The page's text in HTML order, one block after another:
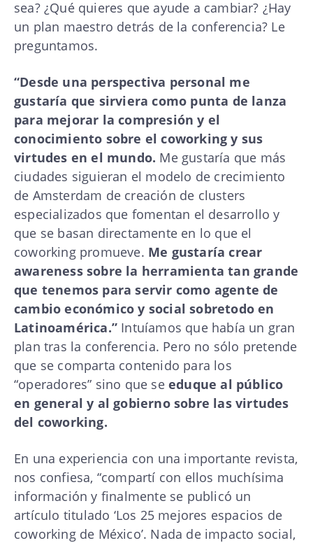
sea? ¿Qué quieres que ayude a cambiar? ¿Hay
un plan maestro detrás de la conferencia? Le
preguntamos.
“Desde una perspectiva personal me
gustaría que sirviera como punta de lanza
para mejorar la compresión y el
conocimiento sobre el coworking y sus
virtudes en el mundo. Me gustaría que más
ciudades siguieran el modelo de crecimiento
de Amsterdam de creación de clusters
especializados que fomentan el desarrollo y
que se basan directamente en lo que el
coworking promueve. Me gustaría crear
awareness sobre la herramienta tan grande
que tenemos para servir como agente de
cambio económico y social sobretodo en
Latinoamérica.” Intuíamos que había un gran
plan tras la conferencia. Pero no sólo pretende
que se comparta contenido para los
“operadores” sino que se eduque al público
en general y al gobierno sobre las virtudes
del coworking.
En una experiencia con una importante revista,
nos confiesa, “compartí con ellos muchísima
información y finalmente se publicó un
artículo titulado ‘Los 25 mejores espacios de
coworking de México’. Nada de impacto social,